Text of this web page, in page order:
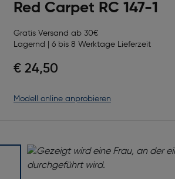
Red Carpet RC 147-1
Gratis Versand ab 30€
Lagernd | 6 bis 8 Werktage Lieferzeit
€ 24,50
Modell online anprobieren